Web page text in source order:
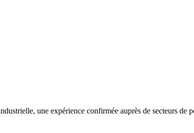
une expérience confirmée auprès de secteurs